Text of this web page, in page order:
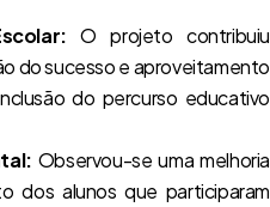
O projeto contribuiu
do sucesso e aproveitamento
do percurso educativo
Observou-se uma melhoria
dos alunos que participaram